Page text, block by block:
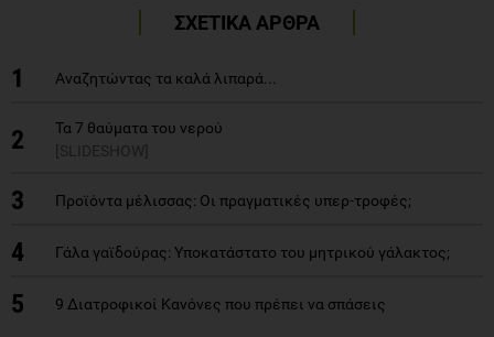
ΣΧΕΤΙΚΑ ΑΡΘΡΑ
1 Αναζητώντας τα καλά λιπαρά...
2
Τα 7 θαύματα του νερού
[SLIDESHOW]
3 Προϊόντα μέλισσας: Οι πραγματικές υπερ-τροφές;
4 Γάλα γαϊδούρας: Υποκατάστατο του μητρικού γάλακτος;
5 9 Διατροφικοί Κανόνες που πρέπει να σπάσεις